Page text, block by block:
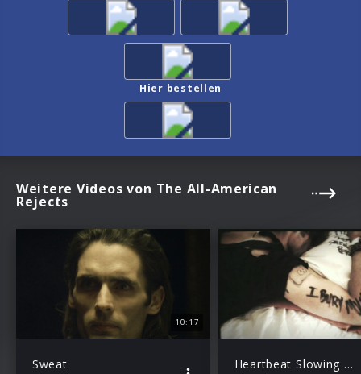
Hier bestellen
Weitere Videos von The All-American
Rejects
10:17
Sweat Heartbeat Slowing Down (Lyric Video)